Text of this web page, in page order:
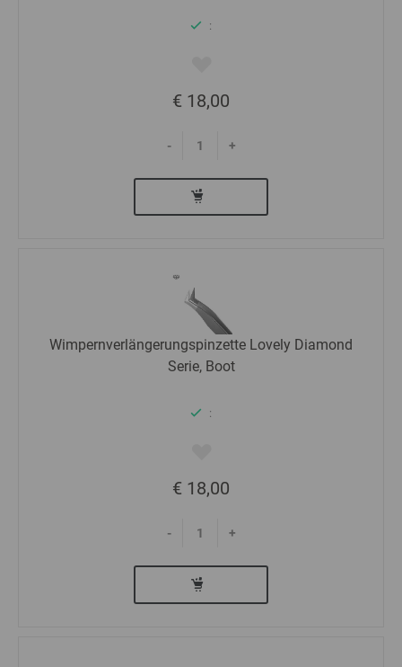
:
€ 18,00
- +
Wimpernverlängerungspinzette Lovely Diamond
Serie, Boot
:
€ 18,00
- +